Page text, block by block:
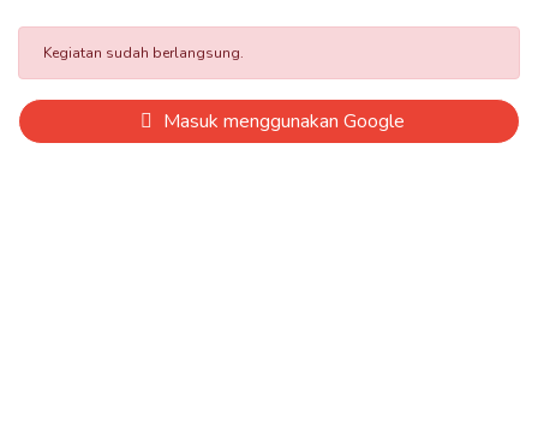
Kegiatan sudah berlangsung.
Masuk menggunakan Google